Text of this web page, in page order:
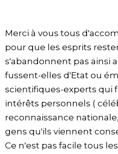
Merci à vous tous
pour que les esprits
s'abandonnent pas ainsi
fussent-elles d'Etat ou
scientifiques-experts qui
intérêts personnels (
reconnaissance
gens qu'ils viennent
Ce n'est pas facile tous